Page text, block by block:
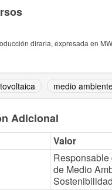
diraria, expresada en
medio
Adicional
Valor
Responsable
de Medio
Sostenibilidad